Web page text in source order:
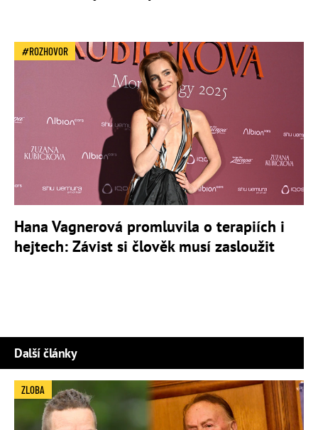
ROZHOVOR
Hana Vagnerová promluvila o terapiích i
hejtech: Závist si člověk musí zasloužit
Další články
ZLOBA